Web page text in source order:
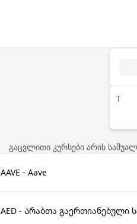
T
გაცვლითი კურსები არის
AAVE - Aave
AED - Არაბთა გაერთიანებული